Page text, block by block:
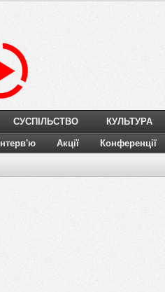
СУСПІЛЬСТВО КУЛЬТУРА
Інтерв'ю Акції Конференції